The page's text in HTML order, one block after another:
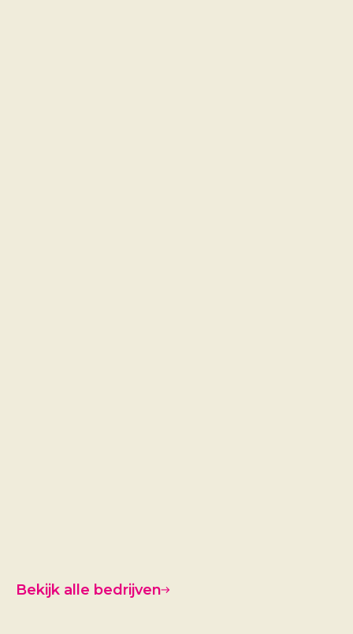
Bekijk alle bedrijven